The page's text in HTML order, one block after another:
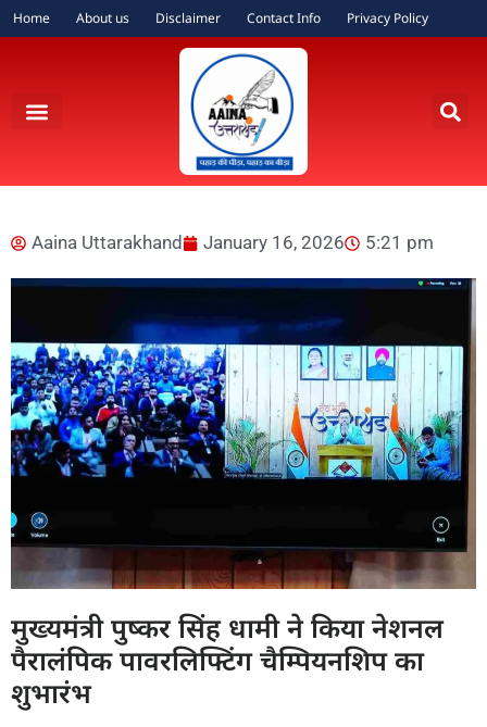
Home About us Disclaimer Contact Info Privacy Policy
Aaina Uttarakhand January 16, 2026 5:21 pm
मुख्यमंत्री पुष्कर सिंह धामी ने किया नेशनल
पैरालंपिक पावरलिफ्टिंग चैम्पियनशिप का
शुभारंभ